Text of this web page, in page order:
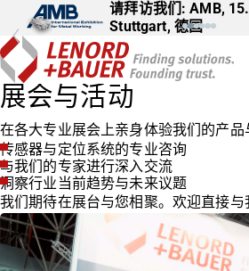
请拜访我们: AMB,
Stuttgart, 德国
展会与活动
在各大专业展会上亲身体验我们的产品
传感器与定位系统的专业咨询
与我们的专家进行深入交流
洞察行业当前趋势与未来议题
我们期待在展台与您相聚。欢迎直接与